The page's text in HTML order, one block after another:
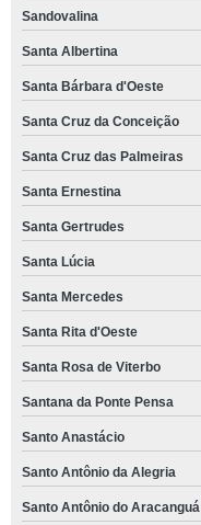
Sandovalina
Santa Albertina
Santa Bárbara d'Oeste
Santa Cruz da Conceição
Santa Cruz das Palmeiras
Santa Ernestina
Santa Gertrudes
Santa Lúcia
Santa Mercedes
Santa Rita d'Oeste
Santa Rosa de Viterbo
Santana da Ponte Pensa
Santo Anastácio
Santo Antônio da Alegria
Santo Antônio do Aracanguá